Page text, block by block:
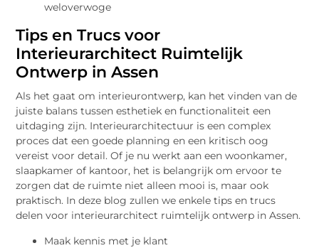
weloverwoge
Tips en Trucs voor
Interieurarchitect Ruimtelijk
Ontwerp in Assen
Als het gaat om interieurontwerp, kan het vinden van de
juiste balans tussen esthetiek en functionaliteit een
uitdaging zijn. Interieurarchitectuur is een complex
proces dat een goede planning en een kritisch oog
vereist voor detail. Of je nu werkt aan een woonkamer,
slaapkamer of kantoor, het is belangrijk om ervoor te
zorgen dat de ruimte niet alleen mooi is, maar ook
praktisch. In deze blog zullen we enkele tips en trucs
delen voor interieurarchitect ruimtelijk ontwerp in Assen.
Maak kennis met je klant